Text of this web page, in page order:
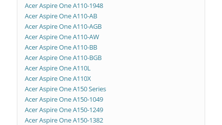
Acer Aspire One A110-1948
Acer Aspire One A110-AB
Acer Aspire One A110-AGB
Acer Aspire One A110-AW
Acer Aspire One A110-BB
Acer Aspire One A110-BGB
Acer Aspire One A110L
Acer Aspire One A110X
Acer Aspire One A150 Series
Acer Aspire One A150-1049
Acer Aspire One A150-1249
Acer Aspire One A150-1382